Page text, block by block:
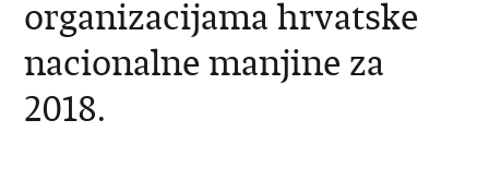
organizacijama hrvatske
nacionalne manjine za
2018.